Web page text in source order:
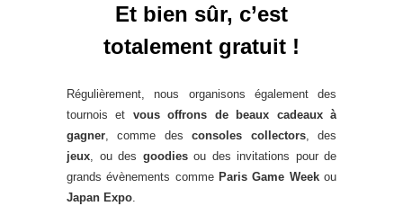
Et bien sûr, c’est
totalement gratuit !
Régulièrement, nous organisons également des
tournois et vous offrons de beaux cadeaux à
gagner , comme desconsoles collectors, des
jeux , ou des goodies ou des invitations pour de
grands évènements comme Paris Game Weekou
Japan Expo